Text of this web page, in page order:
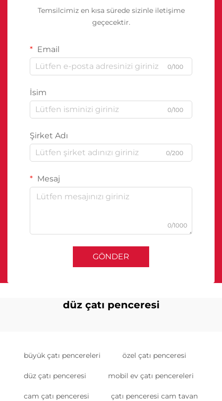
Temsilcimiz en kısa sürede sizinle iletişime
geçecektir.
Email
0/100
İsim
0/100
Şirket Adı
0/200
Mesaj
0/1000
GÖNDER
düz çatı penceresi
büyük çatı pencereleri özel çatı penceresi
düz çatı penceresi mobil ev çatı pencereleri
cam çatı penceresi çatı penceresi cam tavan